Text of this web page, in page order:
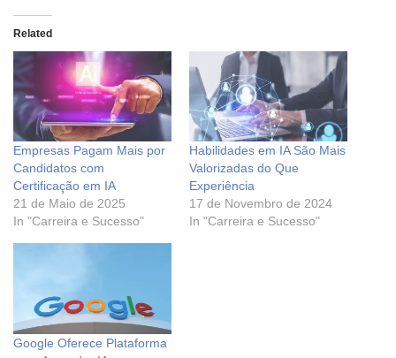
Related
Empresas Pagam Mais por
Candidatos com
Certificação em IA
21 de Maio de 2025
In "Carreira e Sucesso"
Habilidades em IA São Mais
Valorizadas do Que
Experiência
17 de Novembro de 2024
In "Carreira e Sucesso"
Google Oferece Plataforma